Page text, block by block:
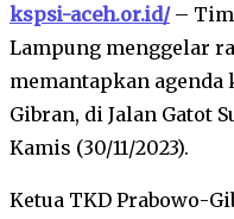
kspsi-aceh.or.id/– Tim
Lampung menggelar
memantapkan agenda
Gibran, di Jalan Gatot
Kamis (30/11/2023).
Ketua TKD Prabowo-